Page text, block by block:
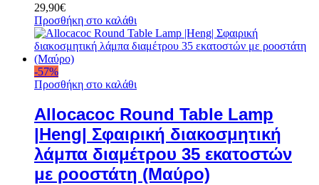
29,90€
Προσθήκη στο καλάθι
-57%
Προσθήκη στο καλάθι
Allocacoc Round Table Lamp
|Heng| Σφαιρική διακοσμητική
λάμπα διαμέτρου 35 εκατοστών
με ροοστάτη (Μαύρο)